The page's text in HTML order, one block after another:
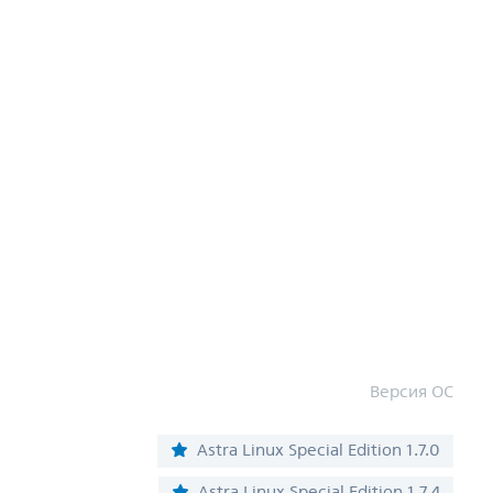
Версия ОС
Astra Linux Special Edition 1.7.0